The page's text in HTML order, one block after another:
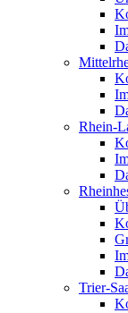
Rhein-
Trier-